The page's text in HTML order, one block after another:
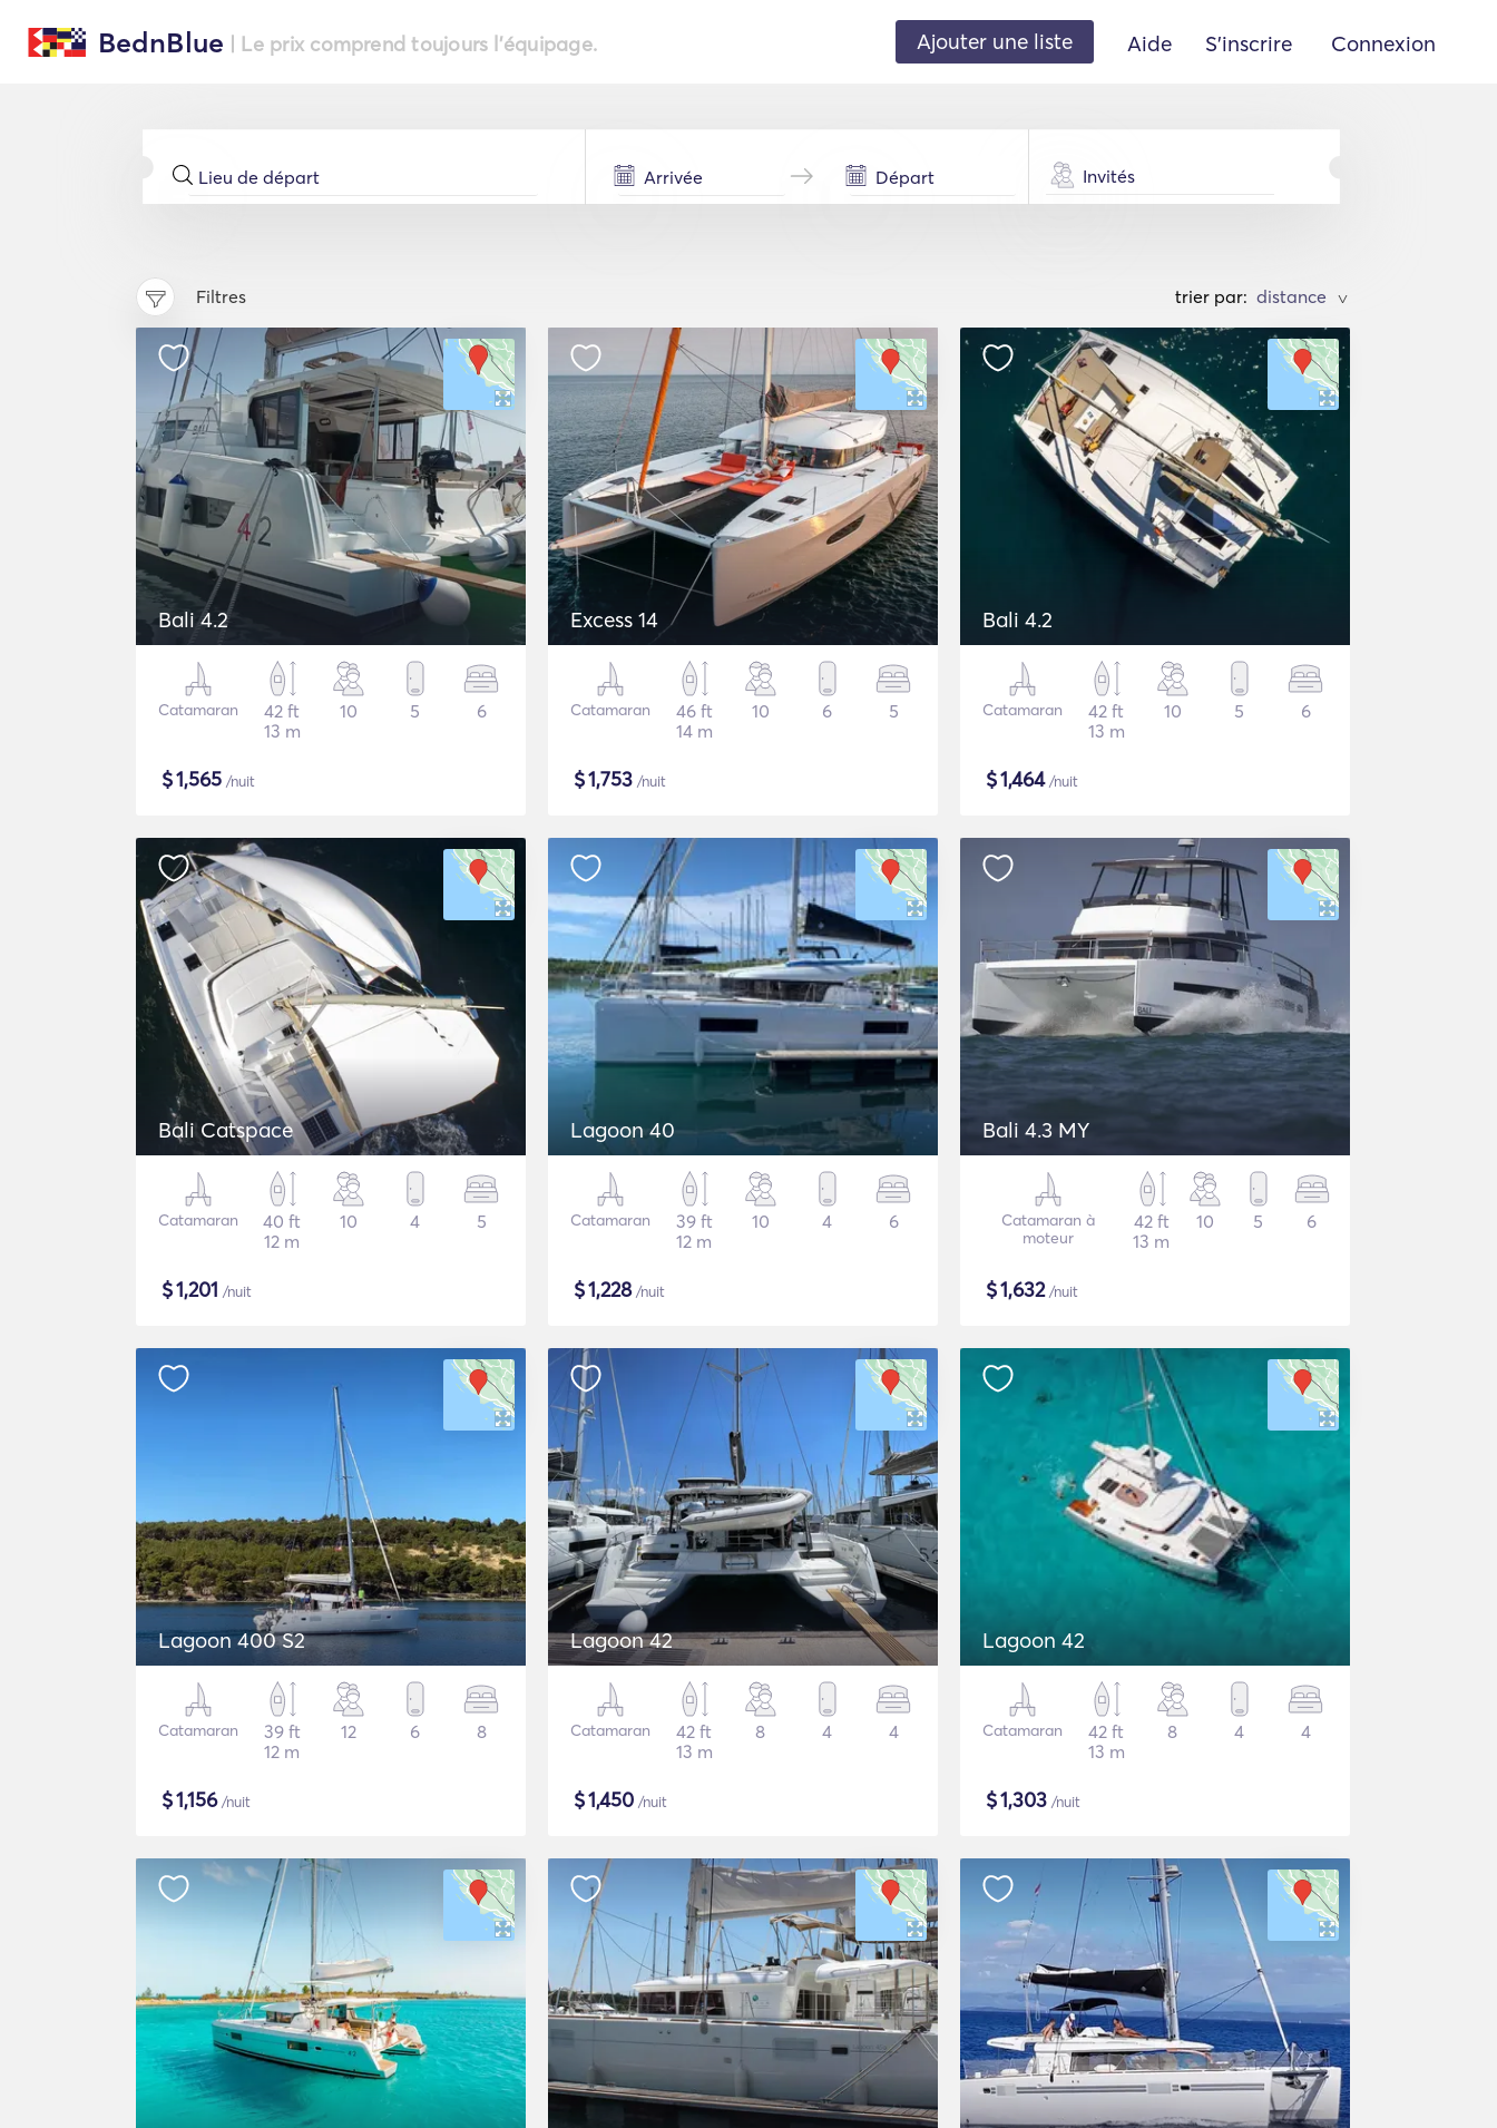
BednBlue | Le prix comprend toujours l'équipage. Ajouter une liste Aide S'inscrire Connexion
Invités
Filtres trier par: >
Bali 4.2
Catamaran
42 ft
13 m
10 5 6
$1,565 /nuit
Excess 14
Catamaran
46 ft
14 m
10 6 5
$1,753 /nuit
Bali 4.2
Catamaran
42 ft
13 m
10 5 6
$1,464/nuit
Bali Catspace
Catamaran
40 ft
12 m
10 4 5
$1,201 /nuit
Lagoon 40
Catamaran
39 ft
12 m
10 4 6
$1,228/nuit
Bali 4.3 MY
Catamaran à
moteur
42 ft
13 m
10 5 6
$1,632/nuit
Lagoon 400 S2
Catamaran
39 ft
12 m
12 6 8
$1,156/nuit
Lagoon 42
Catamaran
42 ft
13 m
8 4 4
$1,450 /nuit
Lagoon 42
Catamaran
42 ft
13 m
8 4 4
$1,303 /nuit